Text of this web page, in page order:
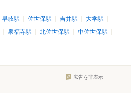
早岐駅 佐世保駅 吉井駅
大学駅
泉福寺駅 北佐世保駅
中佐世保駅
広告を非表示